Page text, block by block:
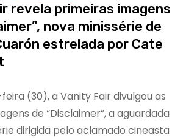
revela primeiras imagens
nova minissérie de
estrelada por Cate
(30), a Vanity Fair divulgou as
de “Disclaimer”, a aguardada
dirigida pelo aclamado cineasta